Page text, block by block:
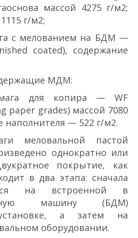
массой 42­75 г/м2;
г/м2;
с мелованием на БДМ —
coated), содержание
МДМ:
для копира — WF
paper grades) массой 70­80
наполнителя — 5­22 г/м2.
меловальной пастой
однократно или
покрытие, как
в два этапа: сначала
на встроенной в
машину (БДМ)
а затем на
оборудовании.